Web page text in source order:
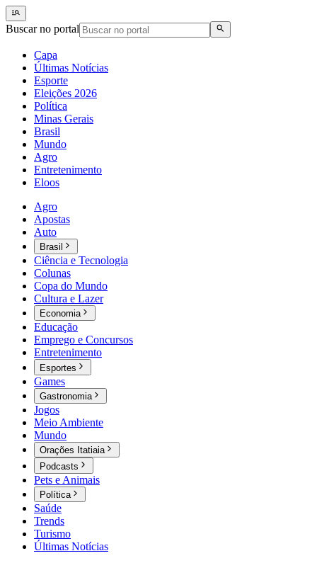
Buscar no portal
Capa
Últimas Notícias
Esporte
Eleições 2026
Política
Minas Gerais
Brasil
Mundo
Agro
Entretenimento
Eloos
Agro
Apostas
Auto
Brasil
Ciência e Tecnologia
Colunas
Copa do Mundo
Cultura e Lazer
Economia
Educação
Emprego e Concursos
Entretenimento
Esportes
Games
Gastronomia
Jogos
Meio Ambiente
Mundo
Orações Itatiaia
Podcasts
Pets e Animais
Política
Saúde
Trends
Turismo
Últimas Notícias